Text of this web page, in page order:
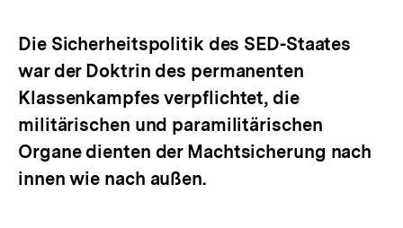
Die Sicherheitspolitik des SED-Staates
war der Doktrin des permanenten
Klassenkampfes verpflichtet, die
militärischen und paramilitärischen
Organe dienten der Machtsicherung nach
innen wie nach außen.